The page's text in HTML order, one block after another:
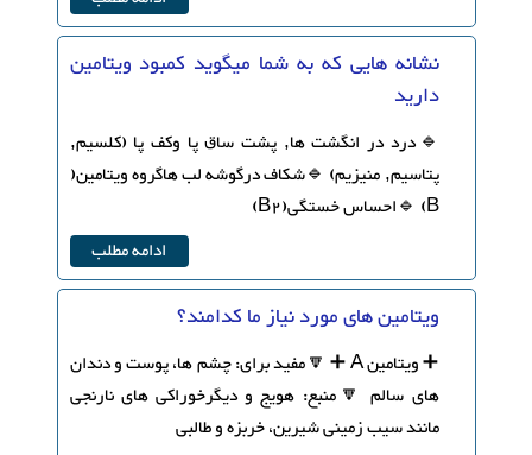
نشانه هایی که به شما میگوید کمبود ویتامین
دارید
🔹درد در انگشت ها, پشت ساق پا وکف پا (کلسیم,
پتاسیم, منیزیم) 🔹شکاف درگوشه لب هاگروه ویتامین(
B) 🔹احساس خستگی(B2)
ادامه مطلب
ویتامین های مورد نیاز ما کدامند؟
➕ ویتامین A ➕ 🔽مفید برای: چشم ها، پوست و دندان
های سالم 🔽منبع: هویج و دیگرخوراکی های نارنجی
مانند سیب زمینی شیرین، خربزه و طالبی